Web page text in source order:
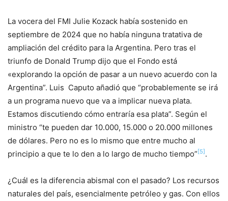
La vocera del FMI Julie Kozack había sostenido en
septiembre de 2024 que no había ninguna tratativa de
ampliación del crédito para la Argentina. Pero tras el
triunfo de Donald Trump dijo que el Fondo está
«explorando la opción de pasar a un nuevo acuerdo con la
Argentina”. Luis Caputo añadió que “probablemente se irá
a un programa nuevo que va a implicar nueva plata.
Estamos discutiendo cómo entraría esa plata”. Según el
ministro “te pueden dar 10.000, 15.000 o 20.000 millones
de dólares. Pero no es lo mismo que entre mucho al
principio a que te lo den a lo largo de mucho tiempo” [5] .
¿Cuál es la diferencia abismal con el pasado? Los recursos
naturales del país, esencialmente petróleo y gas. Con ellos